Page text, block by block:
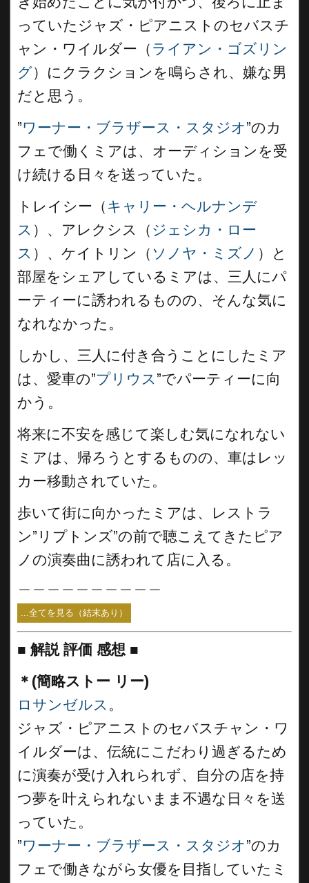
っていたジャズ・ピアニストのセバスチ
ャン・ワイルダー（ ライアン・ゴズリン
グ）にクラクションを鳴らされ、嫌な男
だと思う。
”ワーナー・ブラザース・スタジオ”のカ
フェで働くミアは、オーディションを受
け続ける日々を送っていた。
トレイシー（ キャリー・ヘルナンデ
ス ）、アレクシス（ ジェシカ・ロー
ス ）、ケイトリン（ ソノヤ・ミズノ ）と
部屋をシェアしているミアは、三人にパ
ーティーに誘われるものの、そんな気に
なれなかった。
しかし、三人に付き合うことにしたミア
は、愛車の”プリウス”でパーティーに向
かう。
将来に不安を感じて楽しむ気になれない
ミアは、帰ろうとするものの、車はレッ
カー移動されていた。
歩いて街に向かったミアは、レストラ
ン”リプトンズ”の前で聴こえてきたピア
ノの演奏曲に誘われて店に入る。
...全てを見る（結末あり）
■ 解説 評価 感想 ■
＊(簡略ストー リー)
ロサンゼルス 。
ジャズ・ピアニストのセバスチャン・ワ
イルダーは、伝統にこだわり過ぎるため
に演奏が受け入れられず、自分の店を持
つ夢を叶えられないまま不遇な日々を送
っていた。
”ワーナー・ブラザース・スタジオ”のカ
フェで働きながら女優を目指していたミ